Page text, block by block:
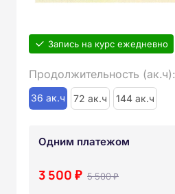
Запись на курс ежедневно
Продолжительность (ак.ч):
36 ак.ч 72 ак.ч 144 ак.ч
Одним платежом
3 500 ₽ 5 500 ₽